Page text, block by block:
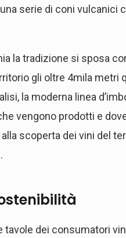
serie di coni vulcanici
la tradizione si sposa
gli oltre 4mila metri
la moderna linea
vengono prodotti e
scoperta dei vini del
tavole dei consumatori